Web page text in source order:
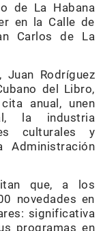
de La Habana
en la Calle de
Carlos de La
Juan Rodríguez
del Libro,
anual, unen
la industria
culturales y
Administración
que, a los
novedades en
significativa
programas en